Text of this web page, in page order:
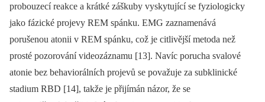
probouzecí reakce a krátké záškuby vyskytující se fyziologicky
jako fázické projevy REM spánku. EMG zaznamenává
porušenou atonii v REM spánku, což je citlivější metoda než
prosté pozorování videozáznamu [13]. Navíc porucha svalové
atonie bez behaviorálních projevů se považuje za subklinické
stadium RBD [14], takže je přijímán názor, že se